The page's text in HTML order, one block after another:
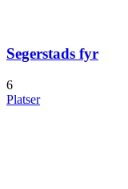
Segerstads fyr
6
Platser